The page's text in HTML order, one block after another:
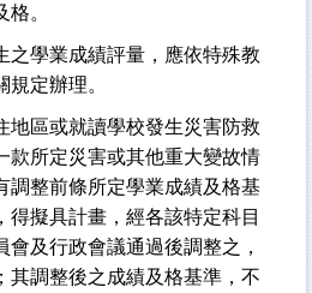
格。
之學業成績評量，應依特殊教
規定辦理。
地區或就讀學校發生災害防救
款所定災害或其他重大變故情
調整前條所定學業成績及格基
得擬具計畫，經各該特定科目
會及行政會議通過後調整之，
其調整後之成績及格基準，不